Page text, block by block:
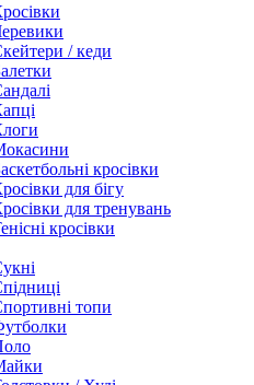
/ кеди
кросівки
для бігу
для тренувань
кросівки
топи